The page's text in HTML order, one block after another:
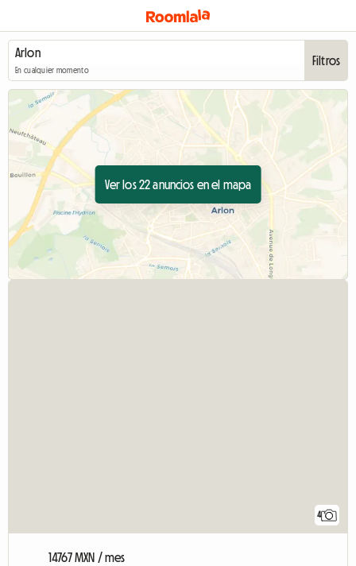
En cualquier momento
Filtros
Ver los 22 anuncios en el mapa
4
14767 MXN / mes